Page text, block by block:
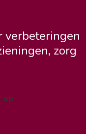
verbeteringen
zorg
op